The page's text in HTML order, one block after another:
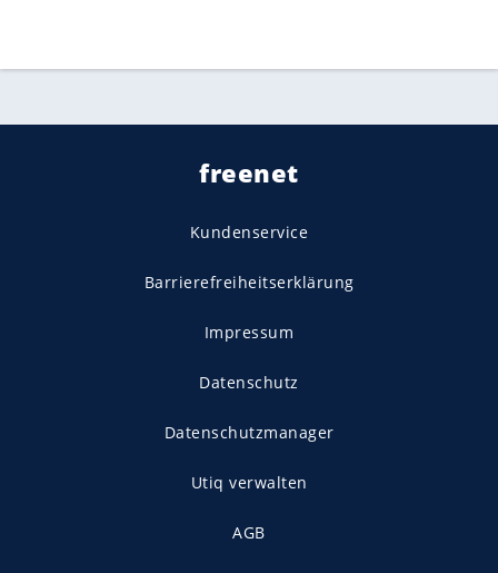
freenet
Kundenservice
Barrierefreiheitserklärung
Impressum
Datenschutz
Datenschutzmanager
Utiq verwalten
AGB